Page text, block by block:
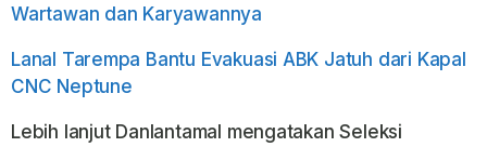
Wartawan dan Karyawannya
Lanal Tarempa Bantu Evakuasi ABK Jatuh dari Kapal
CNC Neptune
Lebih lanjut Danlantamal mengatakan Seleksi